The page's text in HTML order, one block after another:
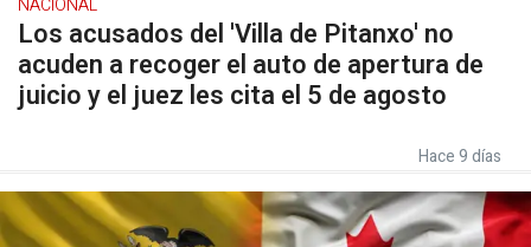
NACIONAL
Los acusados del 'Villa de Pitanxo' no
acuden a recoger el auto de apertura de
juicio y el juez les cita el 5 de agosto
Hace 9 días